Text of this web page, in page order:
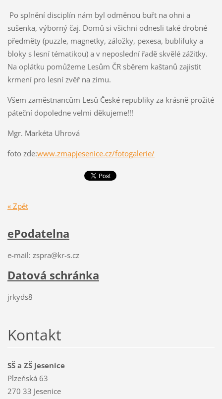
Po splnění disciplín nám byl odměnou buřt na ohni a
sušenka, výborný čaj. Domů si všichni odnesli také drobné
předměty (puzzle, magnetky, záložky, pexesa, bublifuky a
bloky s lesní tématikou) a v neposlední řadě skvělé zážitky.
Na oplátku pomůžeme Lesům ČR sběrem kaštanů zajistit
krmení pro lesní zvěř na zimu.
Všem zaměstnancům Lesů České republiky za krásně prožité
páteční dopoledne velmi děkujeme!!!
Mgr. Markéta Uhrová
foto zde:www.zmapjesenice.cz/fotogalerie/
« Zpět
ePodatelna
e-mail: zspra@kr-s.cz
Datová schránka
jrkyds8
Kontakt
SŠ a ZŠ Jesenice
Plzeňská 63
270 33 Jesenice